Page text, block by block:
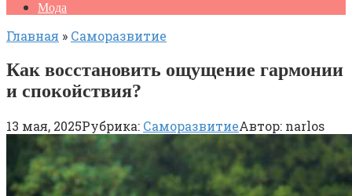
Мода
Главная » Саморазвитие
Как восстановить ощущение гармонии
и спокойствия?
13 мая, 2025Рубрика: СаморазвитиеАвтор: narlos